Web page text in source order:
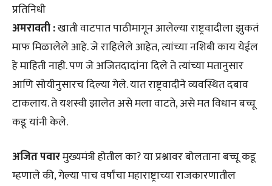
प्रतिनिधी
अमरावती :खाती वाटपात पाठीमागून आलेल्या राष्ट्रवादीला झुकतं
माफ मिळालेले आहे. जे राहिलेले आहेत, त्यांच्या नशिबी काय येईल
हे माहिती नाही. पण जे अजितदादांना दिले ते त्यांच्या मतानुसार
आणि सोयीनुसारच दिल्या गेले. यात राष्ट्रवादीने व्यवस्थित दबाव
टाकलाय. ते यशस्वी झालेत असे मला वाटते, असे मत विधान बच्चू
कडू यांनी केले.
अजित पवारमुख्यमंत्री होतील का? या प्रश्नावर बोलताना बच्चू कडू
म्हणाले की, गेल्या पाच वर्षांचा महाराष्ट्राच्या राजकारणातील